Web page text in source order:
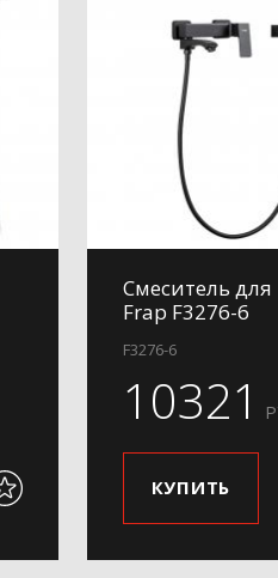
Смеситель
Frap F3276-6
F3276-6
10321
КУПИТЬ